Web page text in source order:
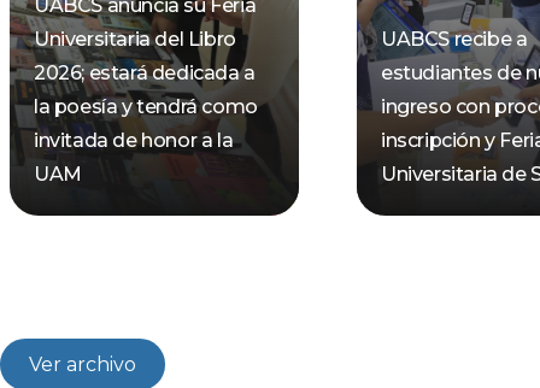
UABCS anuncia su Feria
Universitaria del Libro
2026; estará dedicada a
la poesía y tendrá como
invitada de honor a la
UAM
UABCS recibe a
estudiantes de
ingreso con
inscripción y
Universitaria de
Ver archivo